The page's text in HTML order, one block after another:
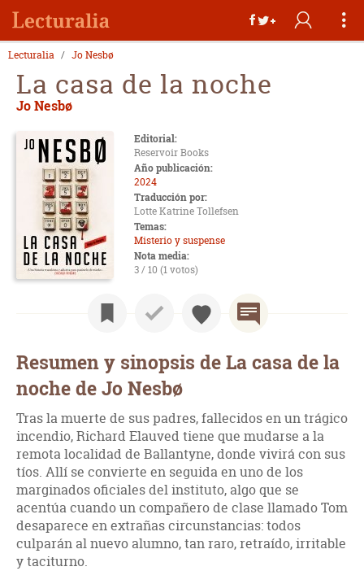
Lecturalia Jo Nesbø
La casa de la noche
Jo Nesbø
Editorial:
Reservoir Books
Año publicación:
2024
Traducción por:
Lotte Katrine Tollefsen
Temas:
Misterio y suspense
Nota media:
3 / 10 (1 votos)
Resumen y sinopsis de La casa de la
noche de Jo Nesbø
Tras la muerte de sus padres, fallecidos en un trágico
incendio, Richard Elauved tiene que mudarse a la
remota localidad de Ballantyne, donde vivirá con sus
tíos. Allí se convierte en seguida en uno de los
marginados oficiales del instituto, algo que se
acentúa cuando un compañero de clase llamado Tom
desaparece en extrañas circunstancias: todos
culparán al nuevo alumno, tan raro, retraído, irritable
y taciturno.